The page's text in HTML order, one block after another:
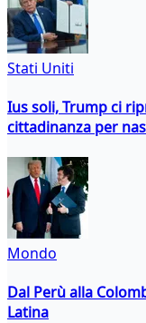
Stati Uniti
Ius soli, Trump ci
cittadinanza per
Mondo
Dal Perù alla
Latina